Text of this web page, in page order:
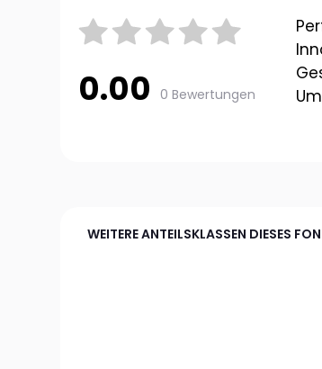
0.00 0 Bewertungen
WEITERE ANTEILSKLASSEN DIESES